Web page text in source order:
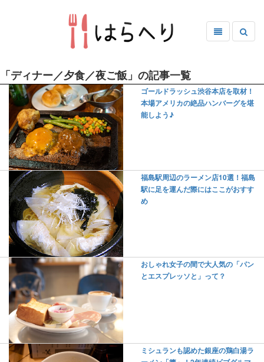
「ディナー／夕食／夜ご飯」の記事一覧
ゴールドラッシュ渋谷本店を取材！
本場アメリカの絶品ハンバーグを堪
能しよう♪
福島駅周辺のラーメン店10選！福島
駅に足を運んだ際にはここがおすす
め
おしゃれ女子の間で大人気の「パン
とエスプレッソと」って？
ミシュランも認めた銀座の鶏白湯ラ